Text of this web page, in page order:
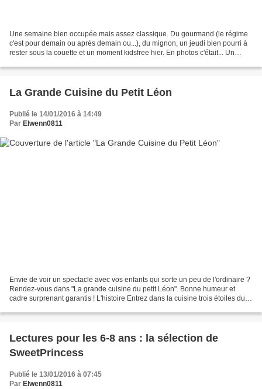
Une semaine bien occupée mais assez classique. Du gourmand (le régime
c'est pour demain ou après demain ou...), du mignon, un jeudi bien pourri à
rester sous la couette et un moment kidsfree hier. En photos c'était... Un
La Grande Cuisine du Petit Léon
Publié le 14/01/2016 à 14:49
Par Elwenn0811
Envie de voir un spectacle avec vos enfants qui sorte un peu de l'ordinaire ?
Rendez-vous dans "La grande cuisine du petit Léon". Bonne humeur et
cadre surprenant garantis ! L'histoire Entrez dans la cuisine trois étoiles du
Lectures pour les 6-8 ans : la sélection de
SweetPrincess
Publié le 13/01/2016 à 07:45
Par Elwenn0811